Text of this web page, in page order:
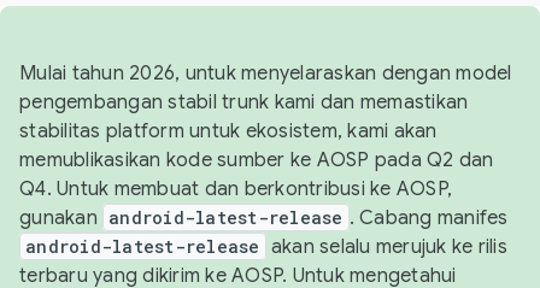
Mulai tahun 2026, untuk menyelaraskan dengan model
pengembangan stabil trunk kami dan memastikan
stabilitas platform untuk ekosistem, kami akan
memublikasikan kode sumber ke AOSP pada Q2 dan
Q4. Untuk membuat dan berkontribusi ke AOSP,
gunakan android-latest-release . Cabang manifes
android-latest-release akan selalu merujuk ke rilis
terbaru yang dikirim ke AOSP. Untuk mengetahui